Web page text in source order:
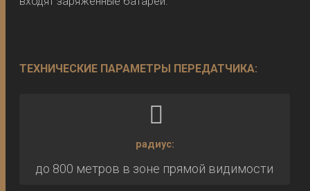
ТЕХНИЧЕСКИЕ ПАРАМЕТРЫ ПЕРЕДАТЧИКА:
радиус:
до 800 метров в зоне прямой видимости